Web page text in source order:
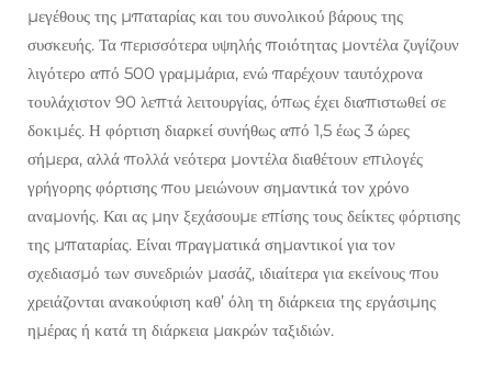
μεγέθους της μπαταρίας και του συνολικού βάρους της
συσκευής. Τα περισσότερα υψηλής ποιότητας μοντέλα ζυγίζουν
λιγότερο από 500 γραμμάρια, ενώ παρέχουν ταυτόχρονα
τουλάχιστον 90 λεπτά λειτουργίας, όπως έχει διαπιστωθεί σε
δοκιμές. Η φόρτιση διαρκεί συνήθως από 1,5 έως 3 ώρες
σήμερα, αλλά πολλά νεότερα μοντέλα διαθέτουν επιλογές
γρήγορης φόρτισης που μειώνουν σημαντικά τον χρόνο
αναμονής. Και ας μην ξεχάσουμε επίσης τους δείκτες φόρτισης
της μπαταρίας. Είναι πραγματικά σημαντικοί για τον
σχεδιασμό των συνεδριών μασάζ, ιδιαίτερα για εκείνους που
χρειάζονται ανακούφιση καθ’ όλη τη διάρκεια της εργάσιμης
ημέρας ή κατά τη διάρκεια μακρών ταξιδιών.